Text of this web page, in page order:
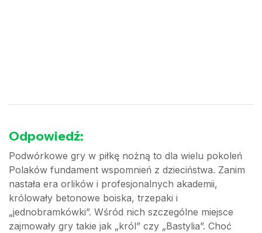
Odpowiedź:
Podwórkowe gry w piłkę nożną to dla wielu pokoleń
Polaków fundament wspomnień z dzieciństwa. Zanim
nastała era orlików i profesjonalnych akademii,
królowały betonowe boiska, trzepaki i
„jednobramkówki”. Wśród nich szczególne miejsce
zajmowały gry takie jak „król” czy „Bastylia”. Choć